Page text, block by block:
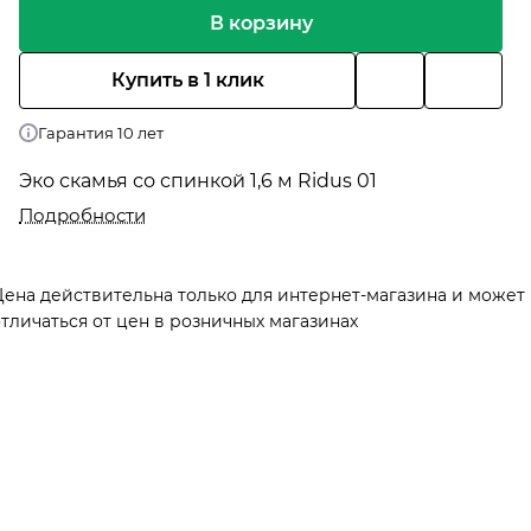
В корзину
Купить в 1 клик
Гарантия 10 лет
Эко скамья со спинкой 1,6 м Ridus 01
Подробности
действительна только для интернет-магазина и может
от цен в розничных магазинах